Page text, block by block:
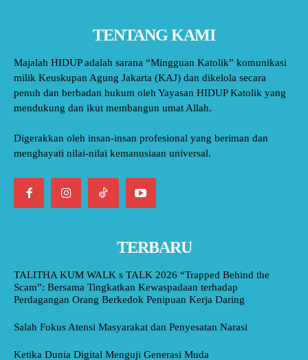
TENTANG KAMI
Majalah HIDUP adalah sarana “Mingguan Katolik” komunikasi
milik Keuskupan Agung Jakarta (KAJ) dan dikelola secara
penuh dan berbadan hukum oleh Yayasan HIDUP Katolik yang
mendukung dan ikut membangun umat Allah.
Digerakkan oleh insan-insan profesional yang beriman dan
menghayati nilai-nilai kemanusiaan universal.
TERBARU
TALITHA KUM WALK s TALK 2026 “Trapped Behind the
Scam”: Bersama Tingkatkan Kewaspadaan terhadap
Perdagangan Orang Berkedok Penipuan Kerja Daring
Salah Fokus Atensi Masyarakat dan Penyesatan Narasi
Ketika Dunia Digital Menguji Generasi Muda